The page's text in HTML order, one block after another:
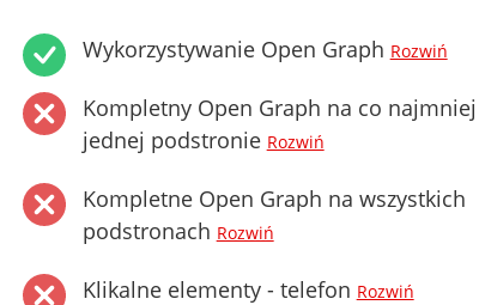
Wykorzystywanie Open Graph Rozwiń
Kompletny Open Graph na co najmniej
jednej podstronie Rozwiń
Kompletne Open Graph na wszystkich
podstronach Rozwiń
Klikalne elementy - telefon Rozwiń